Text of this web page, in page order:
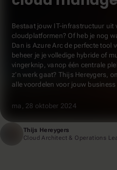
Bestaat jouw IT-infrastructuur uit
cloudplatformen? Of heb je nog
Dan is Azure Arc de perfecte tool
beheer je je volledige hybride of
vingerknip, vanop één centrale
z’n werk gaat? Thijs Hereygers,
alle voordelen voor jouw business
ma, 28 oktober 2024
Thijs Hereygers
Cloud Architect & Operations